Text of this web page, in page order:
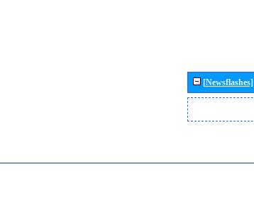
[Newsflashes]